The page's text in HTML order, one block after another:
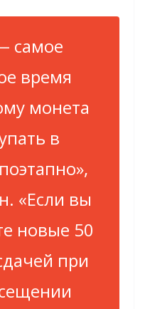
самое
время
монета
в
«Если вы
новые 50
при